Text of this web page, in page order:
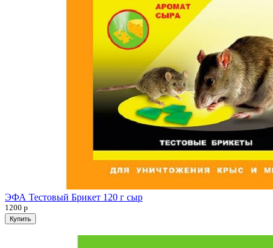
ЭФА Тестовый Брикет 120 г сыр
1200 р